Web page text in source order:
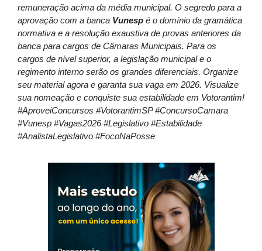
remuneração acima da média municipal. O segredo para a
aprovação com a banca Vunesp é o domínio da gramática
normativa e a resolução exaustiva de provas anteriores da
banca para cargos de Câmaras Municipais. Para os
cargos de nível superior, a legislação municipal e o
regimento interno serão os grandes diferenciais. Organize
seu material agora e garanta sua vaga em 2026. Visualize
sua nomeação e conquiste sua estabilidade em Votorantim!
#AproveiConcursos #VotorantimSP #ConcursoCamara
#Vunesp #Vagas2026 #Legislativo #Estabilidade
#AnalistaLegislativo #FocoNaPosse